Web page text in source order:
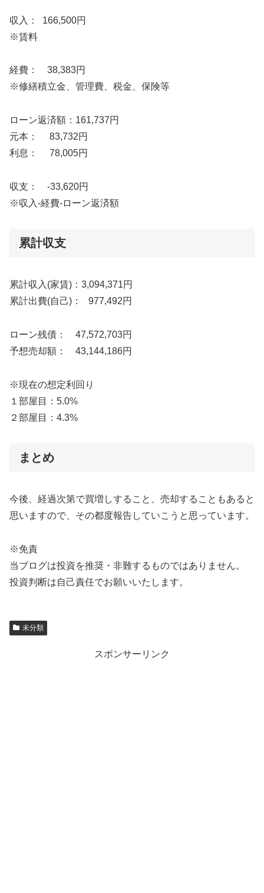
収入： 166,500円
※賃料
経費： 38,383円
※修繕積立金、管理費、税金、保険等
ローン返済額：161,737円
元本： 83,732円
利息： 78,005円
収支： -33,620円
※収入-経費-ローン返済額
累計収支
累計収入(家賃)：3,094,371円
累計出費(自己)： 977,492円
ローン残債： 47,572,703円
予想売却額： 43,144,186円
※現在の想定利回り
１部屋目：5.0%
２部屋目：4.3%
まとめ
今後、経過次第で買増しすること、売却することもあると
思いますので、その都度報告していこうと思っています。
※免責
当ブログは投資を推奨・非難するものではありません。
投資判断は自己責任でお願いいたします。
未分類
スポンサーリンク